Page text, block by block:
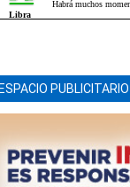
ESPACIO PUBLICITARIO